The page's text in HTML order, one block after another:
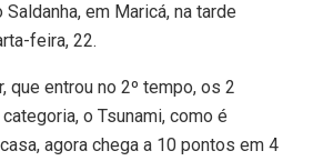
em Maricá, na tarde
feira, 22.
que entrou no 2º tempo, os 2
o Tsunami, como é
agora chega a 10 pontos em 4